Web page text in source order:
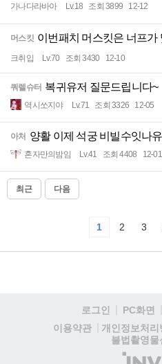
가나다라바아 Lv.18 조회 3899 12-12
머스킷 이번패치 머스킷은 너프가
크취입 Lv.70 조회 3430 12-10
쿼렐슈터 복귀유저 질문드립니다~
역시쏘지야 Lv.71 조회 3326 12-05
아처 양활 이제 석궁 비빌수잇나
혼자만의밤임 Lv.41 조회 4408 12-01
최근 다음
1 2 3
로그인 PC화면
이용약관
개인정보처리
불법촬영물
(